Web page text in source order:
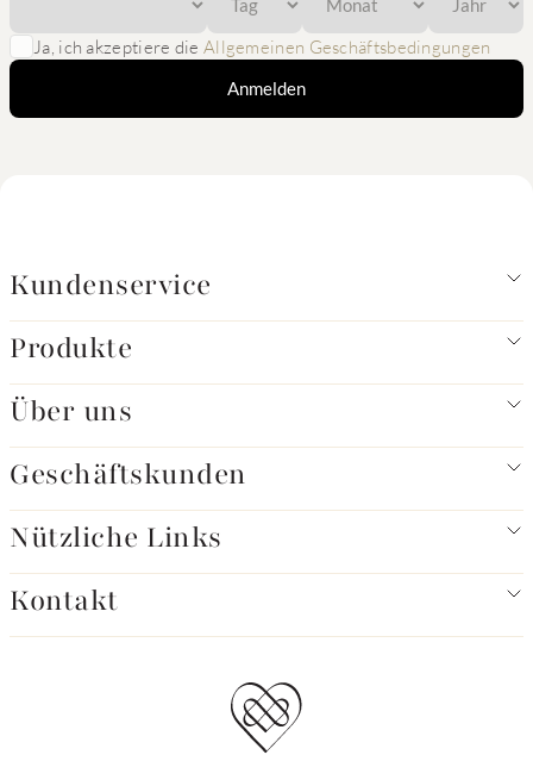
Ja, ich akzeptiere die Allgemeinen Geschäftsbedingungen
Anmelden
Kundenservice
Produkte
Über uns
Geschäftskunden
Nützliche Links
Kontakt